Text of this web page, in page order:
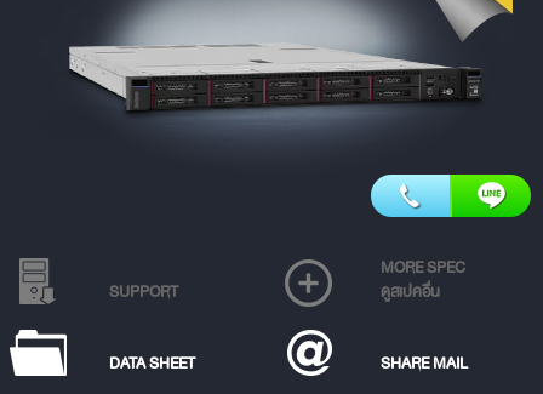
SUPPORT
MORE SPEC
ดูสเปคอื่น
DATA SHEET SHARE MAIL